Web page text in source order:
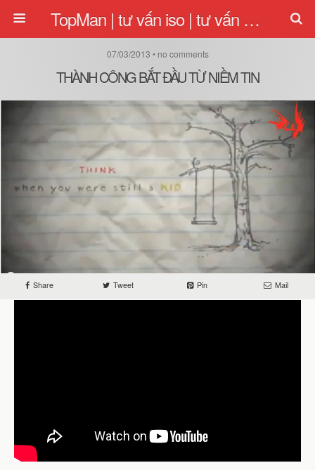
TopMan | tư vấn iso | tư vấn quản lý | tu van iso
07/03/2013 • no comments
THÀNH CÔNG BẮT ĐẦU TỪ NIỀM TIN
Share Tweet Pin Mail